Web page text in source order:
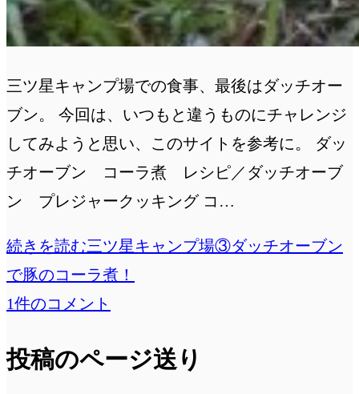
三ツ星キャンプ場での食事、最後はダッチオー
ブン。 今回は、いつもと違うものにチャレンジ
してみようと思い、このサイトを参考に。 ダッ
チオーブン コーラ煮 レシピ／ダッチオーブ
ン プレジャークッキング コ…
続きを読む三ツ星キャンプ場③ダッチオーブン
で豚のコーラ煮！
1件のコメント
投稿のページ送り